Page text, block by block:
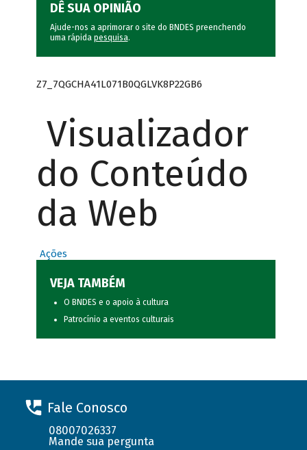
DÊ SUA OPINIÃO
Ajude-nos a aprimorar o site do BNDES preenchendo
uma rápida pesquisa.
Z7_7QGCHA41L071B0QGLVK8P22GB6
Visualizador
do Conteúdo
da Web
Ações
VEJA TAMBÉM
O BNDES e o apoio à cultura
Patrocínio a eventos culturais
Fale Conosco
08007026337
Mande sua pergunta